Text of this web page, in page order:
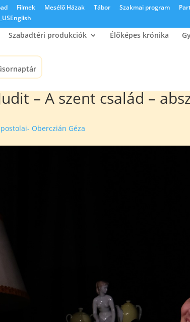
Filmek Mesélő Házak Tábor Szakmai program
English
Szabadtéri produkciók Élőképes krónika
– A szent család –
Oberczián Géza